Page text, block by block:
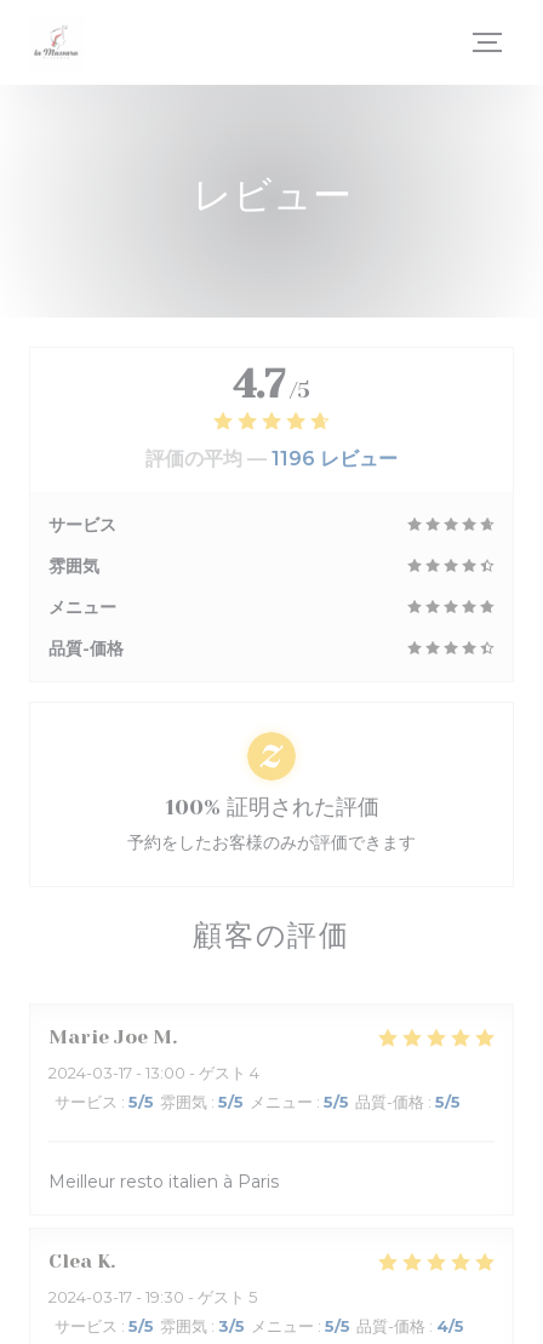
レビュー
顧客の評価
Marie Joe M
2024-03-17 - 13:00 - ゲスト 4
サービス : 5/5 雰囲気 : 5/5 メニュー : 5/5 品質-価格 : 5/5
Meilleur resto italien à Paris
Clea K
2024-03-17 - 19:30 - ゲスト 5
サービス : 5/5 雰囲気 : 3/5 メニュー : 5/5 品質-価格 : 4/5
4.7 /5
評価の平均 — 1196 レビュー
サービス
雰囲気
メニュー
品質-価格
100% 証明された評価
予約をしたお客様のみが評価できます